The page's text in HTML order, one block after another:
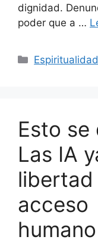
dignidad.
poder que a …
Categorías
Esto se
Las IA
libertad
acceso